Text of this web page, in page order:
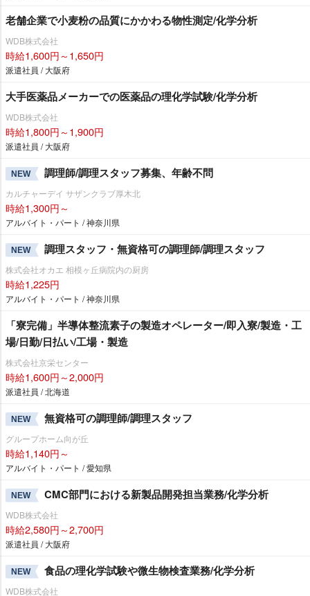
老舗企業で小麦粉の品質にかかわる物性測定/化学分析
WDB株式会社
時給1,600円～1,650円
派遣社員 / 大阪府
大手医薬品メーカーでの医薬品の理化学試験/化学分析
WDB株式会社
時給1,800円～1,900円
派遣社員 / 大阪府
NEW 調理師/調理スタッフ募集、年齢不問
カルチャーデイ サザンクラブ厚木北
時給1,300円～
アルバイト・パート / 神奈川県
NEW 調理スタッフ・無資格可の調理師/調理スタッフ
株式会社オカエ 相模ヶ丘病院内の厨房
時給1,225円
アルバイト・パート / 神奈川県
「寮完備」半導体整流素子の製造オペレーター/即入寮/製造・工
場/日勤/日払い/工場・製造
株式会社京栄センター
時給1,600円～2,000円
派遣社員 / 北海道
NEW 無資格可の調理師/調理スタッフ
グループホーム向が丘
時給1,140円～
アルバイト・パート / 愛知県
NEW CMC部門における新製品開発担当業務/化学分析
WDB株式会社
時給2,580円～2,700円
派遣社員 / 大阪府
NEW 食品の理化学試験や微生物検査業務/化学分析
WDB株式会社